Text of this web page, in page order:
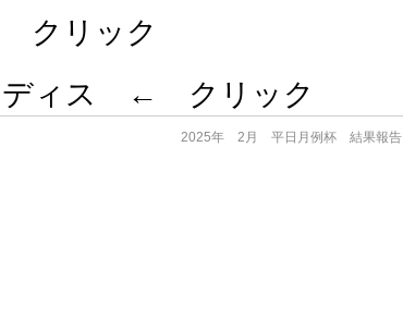
クリック
ディス ← クリック
2025年 2月 平日月例杯 結果報告